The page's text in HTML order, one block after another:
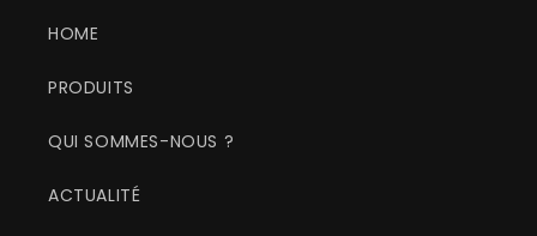
HOME
PRODUITS
QUI SOMMES-NOUS ?
ACTUALITÉ